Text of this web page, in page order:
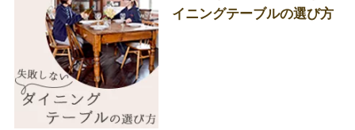
イニングテーブルの選び方